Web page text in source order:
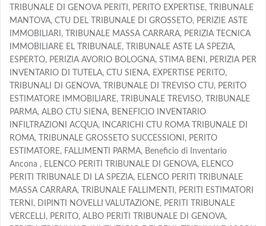
TRIBUNALE DI GENOVA PERITI, PERITO EXPERTISE, TRIBUNALE
MANTOVA, CTU DEL TRIBUNALE DI GROSSETO, PERIZIE ASTE
IMMOBILIARI, TRIBUNALE MASSA CARRARA, PERIZIA TECNICA
IMMOBILIARE EL TRIBUNALE, TRIBUNALE ASTE LA SPEZIA,
ESPERTO, PERIZIA AVORIO BOLOGNA, STIMA BENI, PERIZIA PER
INVENTARIO DI TUTELA, CTU SIENA, EXPERTISE PERITO,
TRIBUNALI DI GENOVA, TRIBUNALE DI TREVISO CTU, PERITO
ESTIMATORE IMMOBILIARE, TRIBUNALE TREVISO, TRIBUNALE
PARMA, ALBO CTU SIENA, BENEFICIO INVENTARIO
INFILTRAZIONI ACQUA, INCARICHI CTU ROMA TRIBUNALE DI
ROMA, TRIBUNALE GROSSETO SUCCESSIONI, PERITO
ESTIMATORE, FALLIMENTI PARMA, Beneficio di Inventario
Ancona , ELENCO PERITI TRIBUNALE DI GENOVA, ELENCO
PERITI TRIBUNALE DI LA SPEZIA, ELENCO PERITI TRIBUNALE
MASSA CARRARA, TRIBUNALE FALLIMENTI, PERITI ESTIMATORI
TERNI, DIPINTI NOVELLI VALUTAZIONE, PERITI TRIBUNALE
VERCELLI, PERITO, ALBO PERITI TRIBUNALE DI GENOVA,